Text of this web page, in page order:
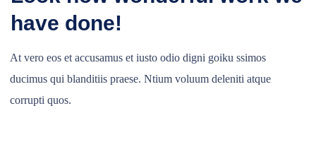
have done!
At vero eos et accusamus et iusto odio digni goiku ssimos
ducimus qui blanditiis praese. Ntium voluum deleniti atque
corrupti quos.